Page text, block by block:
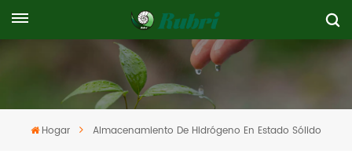
Hogar Almacenamiento De Hidrógeno En Estado Sólido